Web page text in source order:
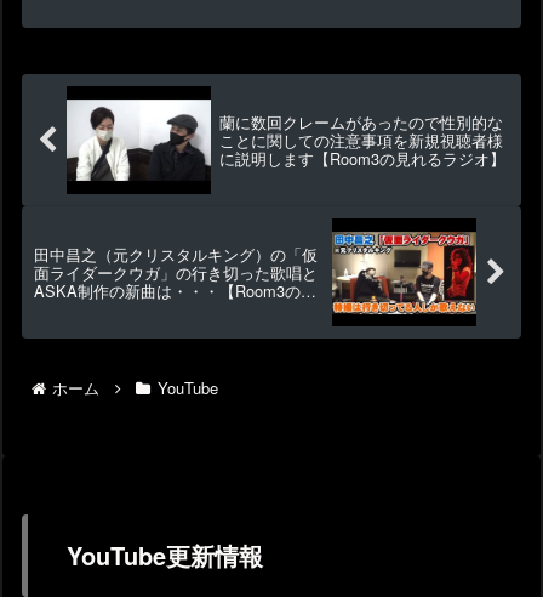
蘭に数回クレームがあったので性別的な
ことに関しての注意事項を新規視聴者様
に説明します【Room3の見れるラジオ】
田中昌之（元クリスタルキング）の「仮
面ライダークウガ」の行き切った歌唱と
ASKA制作の新曲は・・・【Room3の見
ホーム YouTube
YouTube更新情報